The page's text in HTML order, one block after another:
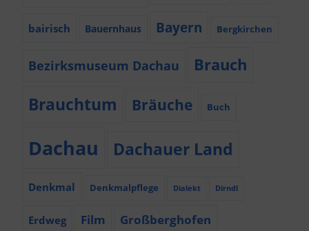
bairisch Bauernhaus Bayern Bergkirchen
Bezirksmuseum Dachau Brauch
Brauchtum Bräuche Buch
Dachau Dachauer Land
Denkmal Denkmalpflege Dialekt Dirndl
Erdweg Film Großberghofen